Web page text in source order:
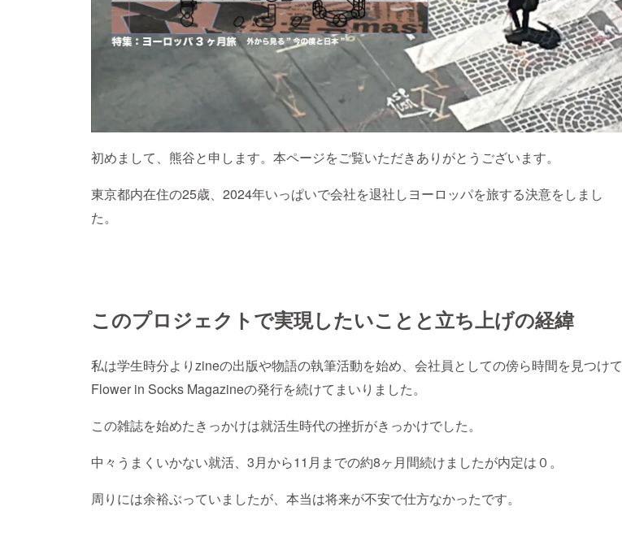
初めまして、熊谷と申します。本ページをご覧いただきありがとうございます。
東京都内在住の25歳、2024年いっぱいで会社を退社しヨーロッパを旅する決意をしまし
た。
このプロジェクトで実現したいことと立ち上げの経緯
私は学生時分よりzineの出版や物語の執筆活動を始め、会社員としての傍ら時間を見つけて
Flower in Socks Magazineの発行を続けてまいりました。
この雑誌を始めたきっかけは就活生時代の挫折がきっかけでした。
中々うまくいかない就活、3月から11月までの約8ヶ月間続けましたが内定は０。
周りには余裕ぶっていましたが、本当は将来が不安で仕方なかったです。